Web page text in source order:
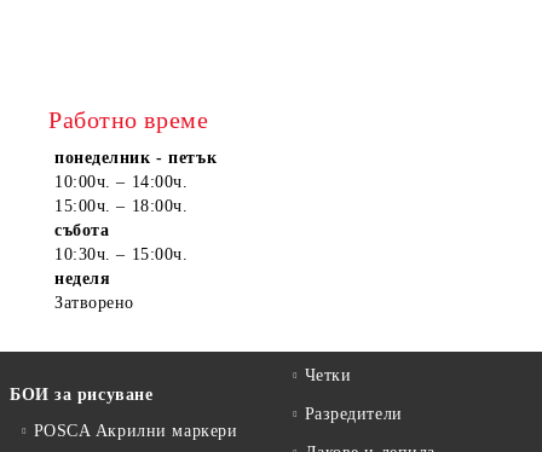
Работно време
понеделник - петък
10:00ч. – 14:00ч.
15:00ч. – 18:00ч.
събота
10:30ч. – 15:00ч.
неделя
Затворено
БОИ за рисуване
POSCA Акрилни маркери
Четки
Разредители